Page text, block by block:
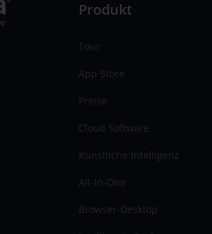
Produkt
Tour
App Store
Preise
Cloud Software
Künstliche Intelligenz
All-In-One
Browser-Desktop